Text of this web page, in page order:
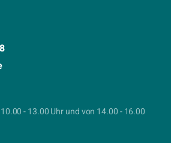
- 13.00 Uhr und von 14.00 - 16.00